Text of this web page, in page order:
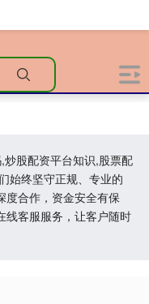
股配资平台知识,股票配
始终坚守正规、专业的
度合作，资金安全有保
线客服服务，让客户随时